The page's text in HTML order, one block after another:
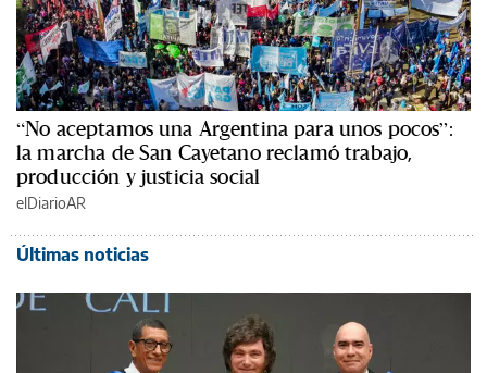
“No aceptamos una Argentina para unos pocos”:
la marcha de San Cayetano reclamó trabajo,
producción y justicia social
elDiarioAR
Últimas noticias